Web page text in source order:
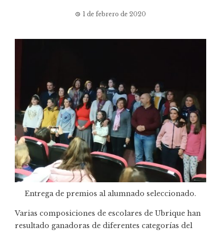
1 de febrero de 2020
Entrega de premios al alumnado seleccionado.
Varias composiciones de escolares de Ubrique han
resultado ganadoras de diferentes categorías del